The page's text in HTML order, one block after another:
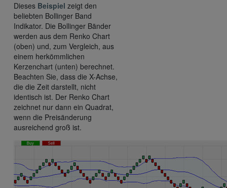
Dieses Beispiel zeigt den
beliebten Bollinger Band
Indikator. Die Bollinger Bänder
werden aus dem Renko Chart
(oben) und, zum Vergleich, aus
einem herkömmlichen
Kerzenchart (unten) berechnet.
Beachten Sie, dass die X-Achse,
die die Zeit darstellt, nicht
identisch ist. Der Renko Chart
zeichnet nur dann ein Quadrat,
wenn die Preisänderung
ausreichend groß ist.